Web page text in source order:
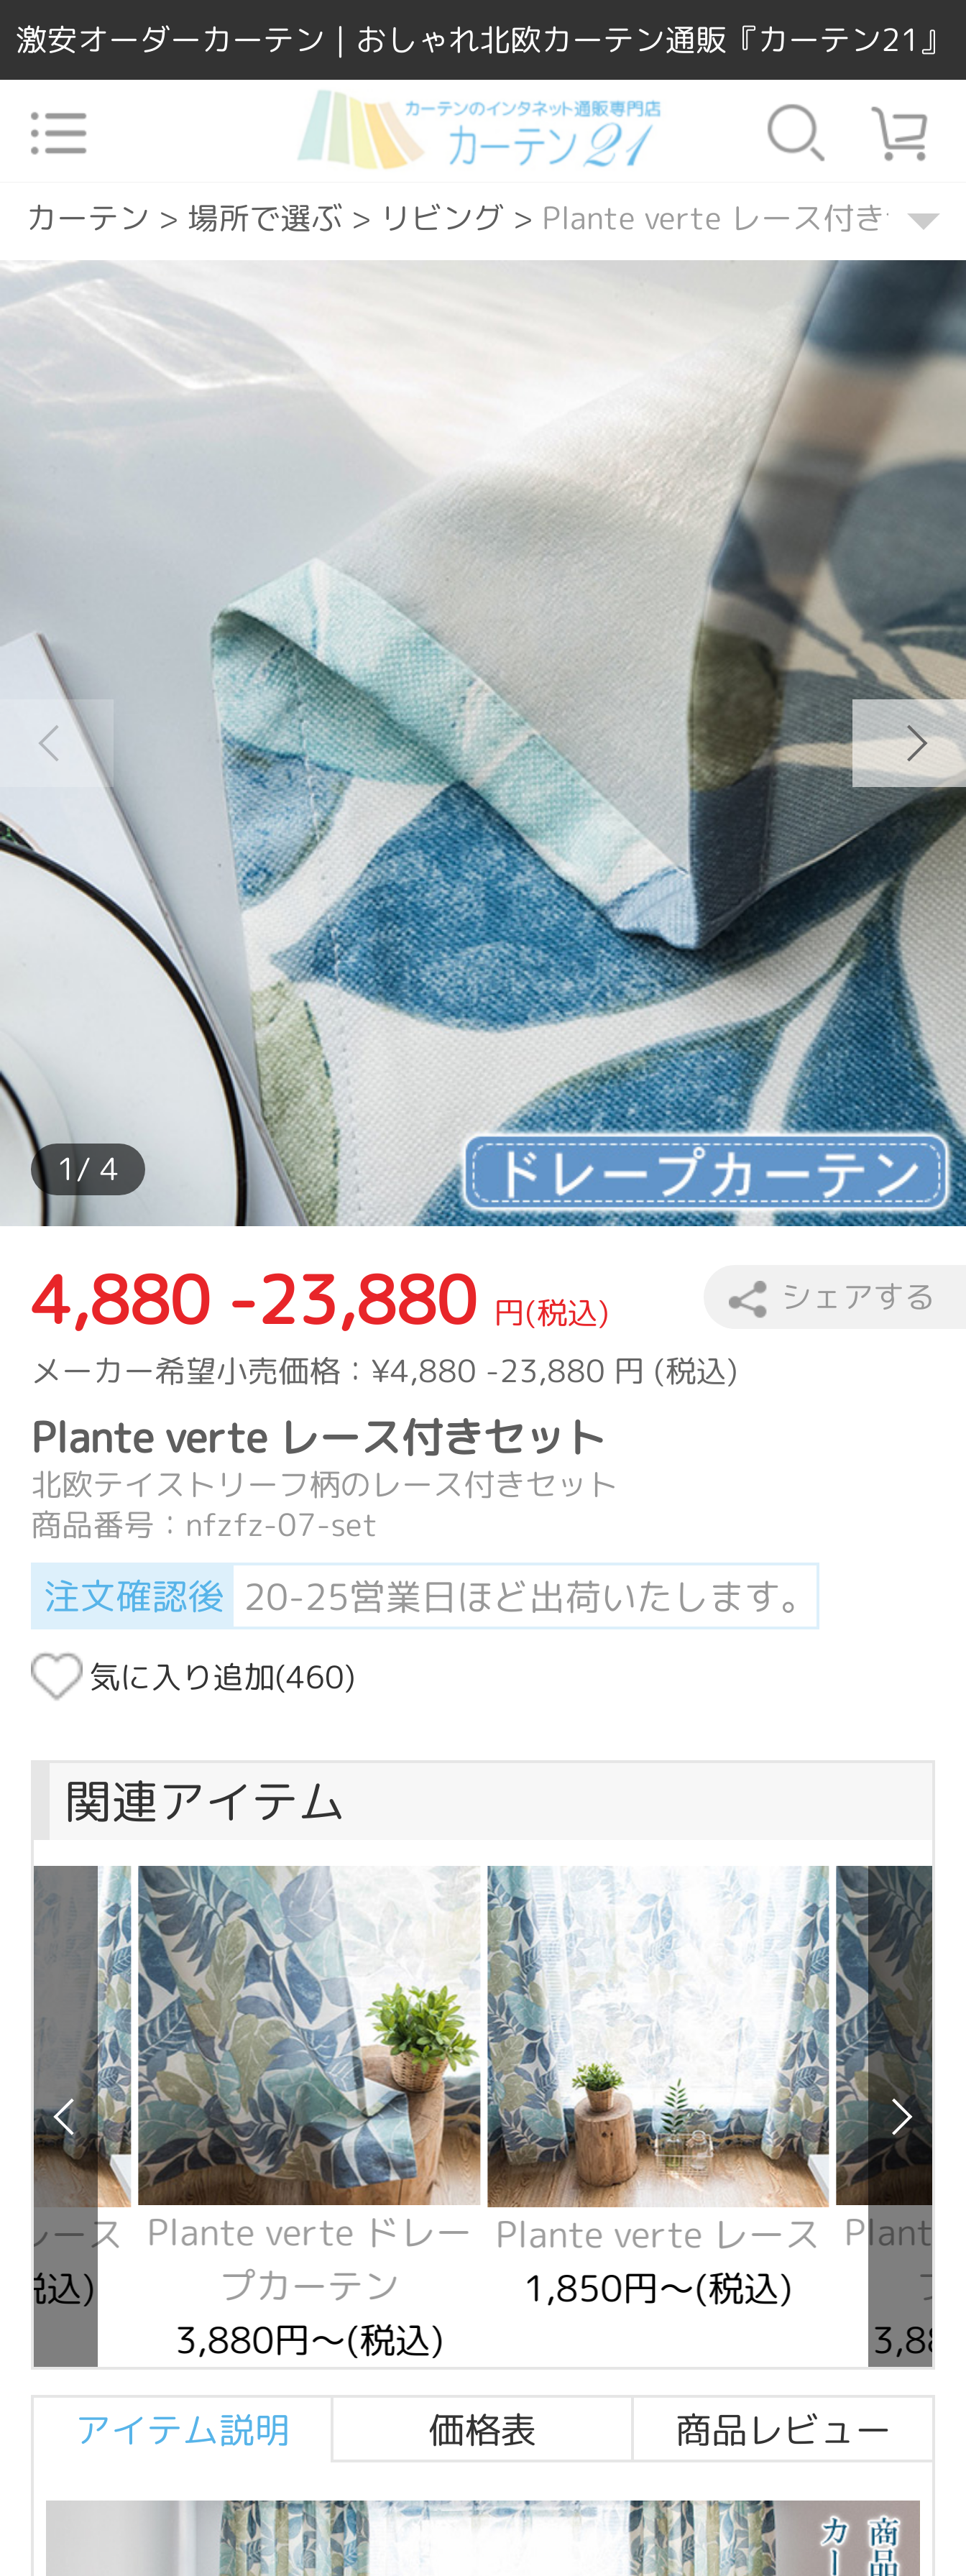
激安オーダーカーテン｜おしゃれ北欧カーテン通販『カーテン21』
カーテン > 場所で選ぶ> リビング > Plante verte レース付きセッ
カーテン>
Plante verte レース付きセ
カーテン> カラー>
Plante verte レース付きセット
カーテン
>素材>ポリエステル
Plante verte レース付きセット
カーテン
>ダイニング・キッチン>Plante verte レ
ボタニカル>Plante verte レース付きセット
その他>
Plante verte レース付きセット
カーテン
デザインテイスト> 北欧風 >
Plante verte レース付き
カーテン
デザインテイスト>ナチュラル> Plante verte レース
カーテン
デザインテイスト>カジュアル> Plante verte レース
カーテン
カラー>グリーン>Plante verte レース付きセット
カーテン> カーテンの種類>レース付きセット>
Plante verte レ
カーテン > 機能別 >遮熱保温>Plante verte レース付きセット
1/ 4
4,880 -23,880 円(税込)
メーカー希望小売価格： ¥4,880 -23,880 円 (税込)
Plante verte レース付きセット
北欧テイストリーフ柄のレース付きセット
商品番号：nfzfz-07-set
注文確認後 20-25営業日ほど出荷いたします。
気に入り追加(460)
シェアする
関連アイテム
ース
込)
Plante verte ドレー
プカーテン
3,880円～(税込)
Plante verte レース
1,850円～(税込)
Plante
プ
アイテム説明
価格表 商品レビュー